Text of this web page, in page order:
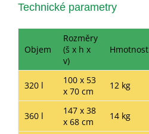
Technické parametry
Objem
Rozměry
(š x h x
v)
Hmotnost
320 l
100 x 53
x 70 cm
12 kg
360 l
147 x 38
x 68 cm
14 kg